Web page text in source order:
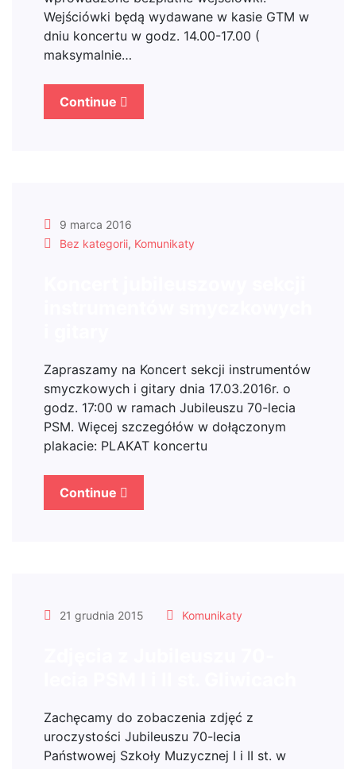
Wejściówki będą wydawane w kasie GTM w
dniu koncertu w godz. 14.00-17.00 (
maksymalnie…
Continue
9 marca 2016
Bez kategorii, Komunikaty
Zapraszamy na Koncert sekcji instrumentów
smyczkowych i gitary dnia 17.03.2016r. o
godz. 17:00 w ramach Jubileuszu 70-lecia
PSM. Więcej szczegółów w dołączonym
plakacie: PLAKAT koncertu
Continue
21 grudnia 2015 Komunikaty
Zachęcamy do zobaczenia zdjęć z
uroczystości Jubileuszu 70-lecia
Państwowej Szkoły Muzycznej I i II st. w